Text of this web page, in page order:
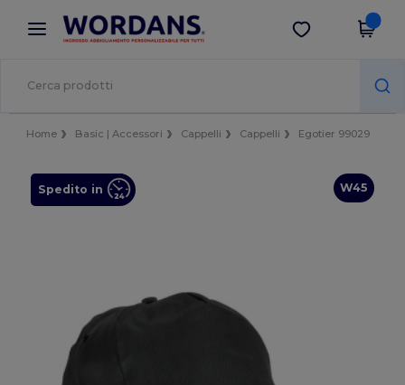
× App Wordans
Prezzi migliori sull'app!
Scarica app
Home Basic | Accessori Cappelli Cappelli Egotier 99029
W45
Spedito in